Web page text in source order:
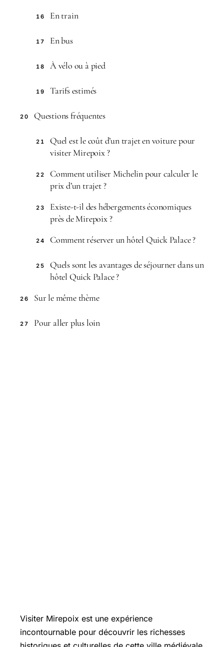
16 En train
17 En bus
18 À vélo ou à pied
19 Tarifs estimés
20 Questions fréquentes
21
Quel est le coût d’un trajet en voiture pour
visiter Mirepoix ?
22
Comment utiliser Michelin pour calculer le
prix d’un trajet ?
23
Existe-t-il des hébergements économiques
près de Mirepoix ?
24 Comment réserver un hôtel Quick Palace ?
25
Quels sont les avantages de séjourner dans un
hôtel Quick Palace ?
26 Sur le même thème
27 Pour aller plus loin
Visiter Mirepoix est une expérience
incontournable pour découvrir les richesses